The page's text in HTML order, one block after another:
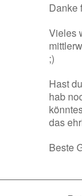
Danke
Vieles
;)
Hast
hab
das
Beste